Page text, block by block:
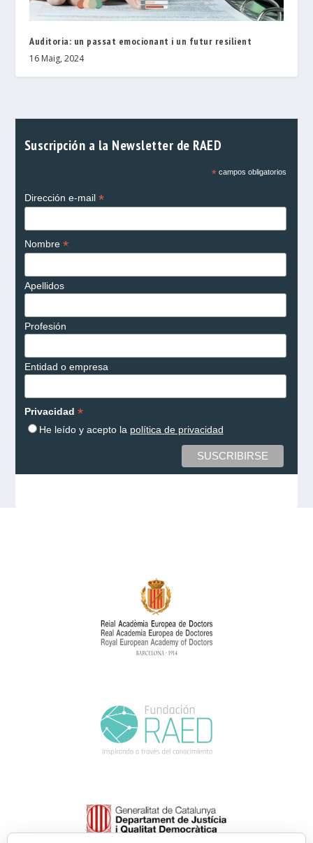
Auditoria: un passat emocionant i un futur resilient
16 Maig, 2024
Suscripción a la Newsletter de RAED
*campos obligatorios
Dirección e-mail *
Nombre *
Apellidos
Profesión
Entidad o empresa
Privacidad *
He leído y acepto la política de privacidad